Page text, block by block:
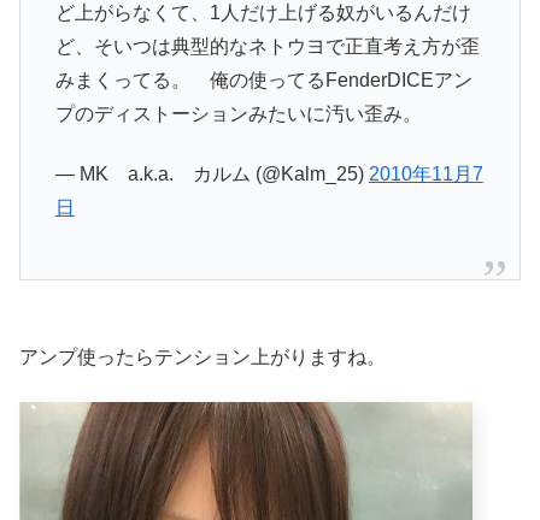
ど上がらなくて、1人だけ上げる奴がいるんだけ
ど、そいつは典型的なネトウヨで正直考え方が歪
みまくってる。 俺の使ってるFenderDICEアン
プのディストーションみたいに汚い歪み。
— MK a.k.a. カルム (@Kalm_25) 2010年11月7
日
アンプ使ったらテンション上がりますね。